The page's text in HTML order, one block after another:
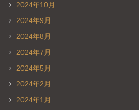
2024年10月
2024年9月
2024年8月
2024年7月
2024年5月
2024年2月
2024年1月